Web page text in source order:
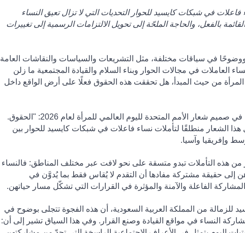
للمرأة لعام 2026، تستعرض نساء فاعلات في شبكات كايسيد للحوار التحديات التي لا تزال تعيق النساء
بالفعل، والحاجة الملحّة إلى تحويل الالتزامات الرسمية إلى تغييرات
في سياقات مختلفة، مثل التشريعات والسياسات والنقاشات العامة
في مجالات الحوار وبناء السلام والقيادة المجتمعية ما زلن
من حيث المبدأ، هل تحققت هذه الحقوق فعلًا على أرض الواقع داخل
شعار الأمم المتحدة لليوم العالمي للمرأة لعام 2026 :
" الحقوق.
الشعار منطلقًا لتأملات نساء فاعلات في شبكات كايسيد للحوار بين
وإفريقيا وآسيا.
من هذه التأملات تبدو متسقة على نحو لافت عبر مختلف المناطق: فالنساء
إلى حقيقة مشتركة مفادها أن التقدم لا يُقاس فقط بما يُدوَّن في
الفاعلة والآمنة والمؤثرة في القرارات التي تشكّل مسار حياتهن.
للزمالة من المملكة العربية السعودية، أن هذه الفجوة تتجلى بوضوح في
النساء في مواقع القيادة وصنع القرار . وفي هذا السياق تشير إلى أن: